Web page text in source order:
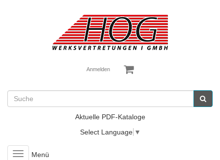
Anmelden
Aktuelle PDF-Kataloge
Select Language ▼
ToggleMenü